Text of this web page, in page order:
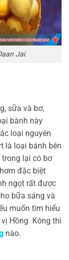
Jai.
sữa và bơ,
bánh này
loại nguyên
là loại bánh bên
lại có bơ
đặc biệt
ngọt rất được
bữa sáng và
muốn tìm hiểu
Hồng Kông thì
nào.